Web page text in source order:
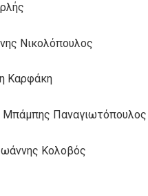
Νικολόπουλος
Καρφάκη
Μπάμπης Παναγιωτόπουλος
Κολοβός